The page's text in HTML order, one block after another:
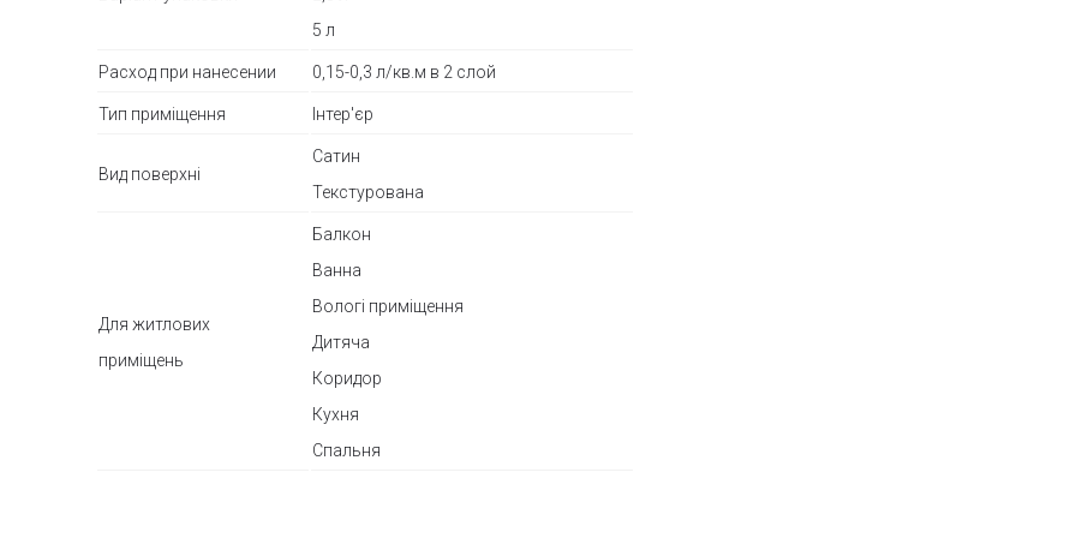
5 л
Расход при нанесении 0,15-0,3 л/кв.м в 2 слой
Тип приміщення Інтер'єр
Вид поверхні
Сатин
Текстурована
Для житлових
приміщень
Балкон
Ванна
Вологі приміщення
Дитяча
Коридор
Кухня
Спальня